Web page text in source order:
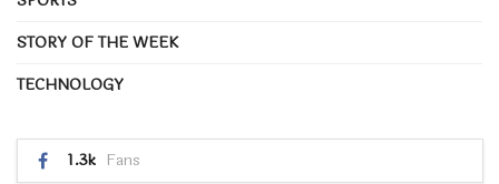
STORY OF THE WEEK
TECHNOLOGY
1.3k Fans